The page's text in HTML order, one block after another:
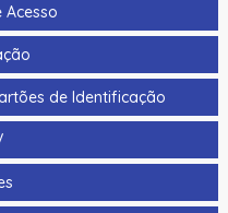
Acesso
de Identificação